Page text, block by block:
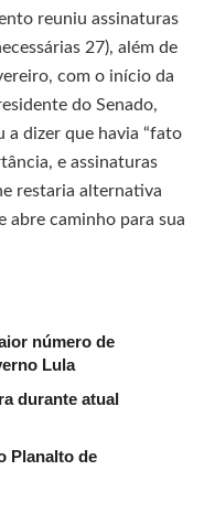
reuniu assinaturas
27), além de
com o início da
do Senado,
a dizer que havia “fato
e assinaturas
restaria alternativa
abre caminho para sua
número de
Lula
durante atual
Planalto de